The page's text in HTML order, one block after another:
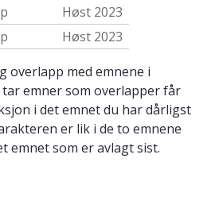
Høst 2023
Høst 2023
overlapp med emnene i
emner som overlapper får
i det emnet du har dårligst
er lik i de to emnene
emnet som er avlagt sist.